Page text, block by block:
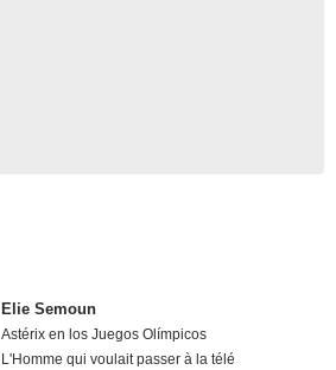
Elie Semoun
Astérix en los Juegos Olímpicos
L'Homme qui voulait passer à la télé